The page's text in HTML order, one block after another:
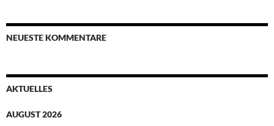
NEUESTE KOMMENTARE
AKTUELLES
AUGUST 2026